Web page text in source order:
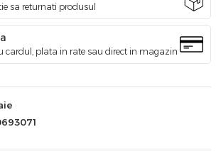
sa returnati produsul
cardul, plata in rate sau direct in magazin